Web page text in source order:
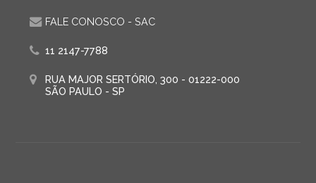
FALE CONOSCO - SAC
11 2147-7788
RUA MAJOR SERTÓRIO, 300 - 01222-000
SÃO PAULO - SP